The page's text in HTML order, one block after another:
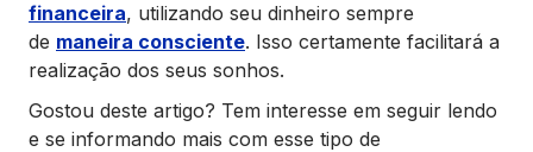
financeira, utilizando seu dinheiro sempre
de maneira consciente. Isso certamente facilitará a
realização dos seus sonhos.
Gostou deste artigo? Tem interesse em seguir lendo
e se informando mais com esse tipo de